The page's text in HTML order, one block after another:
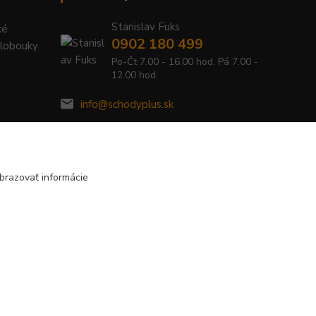
Stanislav Fuks
0902 180 499
Po-Čt 7.00 - 16.00 hod. Pá 7.00 -
12.00 hod.
info@schodyplus.sk
informácie